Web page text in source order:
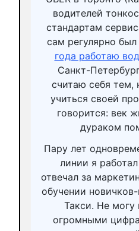
водителей
стандартам
сам регулярно
года работаю
Санкт-
считаю себя тем,
учиться своей
говорится: век
дураком
Пару лет
линии я
отвечал за
обучении
Такси. Не могу
огромными